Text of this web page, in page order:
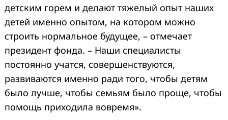
детским горем и делают тяжелый опыт наших
детей именно опытом, на котором можно
строить нормальное будущее, – отмечает
президент фонда. – Наши специалисты
постоянно учатся, совершенствуются,
развиваются именно ради того, чтобы детям
было лучше, чтобы семьям было проще, чтобы
помощь приходила вовремя».